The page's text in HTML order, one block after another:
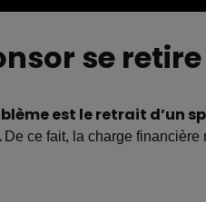
se retire
est le retrait d’un
De ce fait, la charge